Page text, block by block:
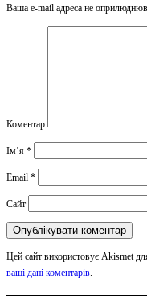
Ваша e-mail адреса не
Коментар
Ім’я *
Email *
Сайт
Цей сайт використовує Akismet
ваші дані коментарів.